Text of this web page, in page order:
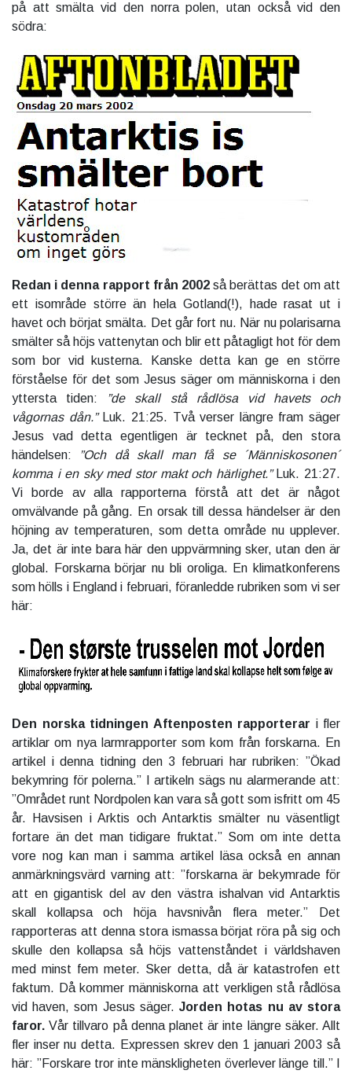
på att smälta vid den norra polen, utan också vid den
södra:
Redan i denna rapport från 2002 så berättas det om att
ett isområde större än hela Gotland(!), hade rasat ut i
havet och börjat smälta. Det går fort nu. När nu polarisarna
smälter så höjs vattenytan och blir ett påtagligt hot för dem
som bor vid kusterna. Kanske detta kan ge en större
förståelse för det som Jesus säger om människorna i den
yttersta tiden:
”de skall stå rådlösa vid havets och
vågornas dån.”
Luk. 21:25. Två verser längre fram säger
Jesus vad detta egentligen är tecknet på, den stora
händelsen: ”Och då skall man få se ´Människosonen´
komma i en sky med stor makt och härlighet.”Luk. 21:27.
Vi borde av alla rapporterna förstå att det är något
omvälvande på gång. En orsak till dessa händelser är den
höjning av temperaturen, som detta område nu upplever.
Ja, det är inte bara här den uppvärmning sker, utan den är
global. Forskarna börjar nu bli oroliga. En klimatkonferens
som hölls i England i februari, föranledde rubriken som vi ser
här:
Den norska tidningen Aftenposten rapporterar i fler
artiklar om nya larmrapporter som kom från forskarna. En
artikel i denna tidning den 3 februari har rubriken: ”Ökad
bekymring för polerna.” I artikeln sägs nu alarmerande att:
”Området runt Nordpolen kan vara så gott som isfritt om 45
år. Havsisen i Arktis och Antarktis smälter nu väsentligt
fortare än det man tidigare fruktat.” Som om inte detta
vore nog kan man i samma artikel läsa också en annan
anmärkningsvärd varning att: ”forskarna är bekymrade för
att en gigantisk del av den västra ishalvan vid Antarktis
skall kollapsa och höja havsnivån flera meter.” Det
rapporteras att denna stora ismassa börjat röra på sig och
skulle den kollapsa så höjs vattenståndet i världshaven
med minst fem meter. Sker detta, då är katastrofen ett
faktum. Då kommer människorna att verkligen stå rådlösa
vid haven, som Jesus säger.Jorden hotas nu av stora
faror. Vår tillvaro på denna planet är inte längre säker. Allt
fler inser nu detta. Expressen skrev den 1 januari 2003 så
här: ”Forskare tror inte mänskligheten överlever länge till.” I